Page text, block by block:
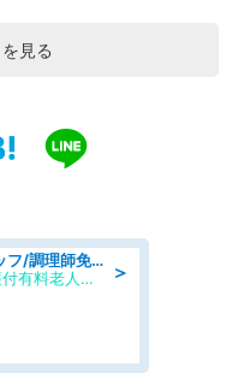
見る
＞
「残業ほぼなし」調理スタッフ/調理師免許必須/正職員/日勤のみ/介護付き有料老人ホーム/社会保障完備
群馬郵便逓送 株式会社/介護付有料老人ホーム ふる里